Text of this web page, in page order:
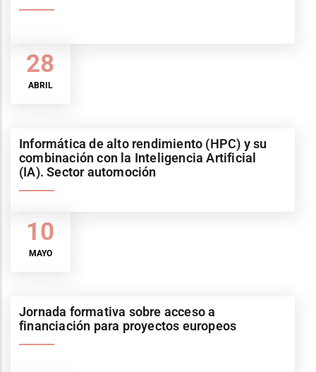
28
ABRIL
10
MAYO
Informática de alto rendimiento (HPC) y su
combinación con la Inteligencia Artificial
(IA). Sector automoción
Jornada formativa sobre acceso a
financiación para proyectos europeos